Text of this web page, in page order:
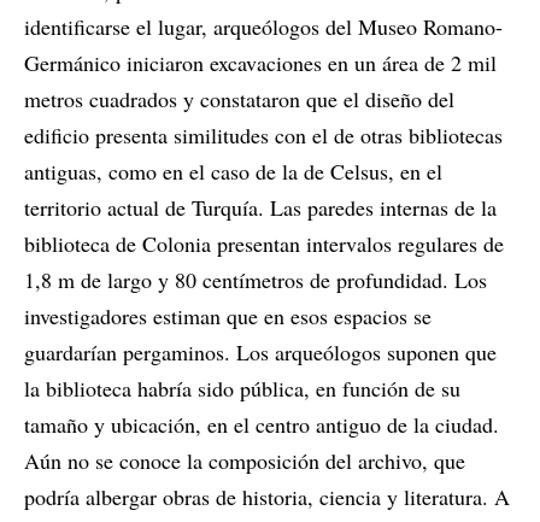
identificarse el lugar, arqueólogos del Museo Romano-
Germánico iniciaron excavaciones en un área de 2 mil
metros cuadrados y constataron que el diseño del
edificio presenta similitudes con el de otras bibliotecas
antiguas, como en el caso de la de Celsus, en el
territorio actual de Turquía. Las paredes internas de la
biblioteca de Colonia presentan intervalos regulares de
1,8 m de largo y 80 centímetros de profundidad. Los
investigadores estiman que en esos espacios se
guardarían pergaminos. Los arqueólogos suponen que
la biblioteca habría sido pública, en función de su
tamaño y ubicación, en el centro antiguo de la ciudad.
Aún no se conoce la composición del archivo, que
podría albergar obras de historia, ciencia y literatura. A